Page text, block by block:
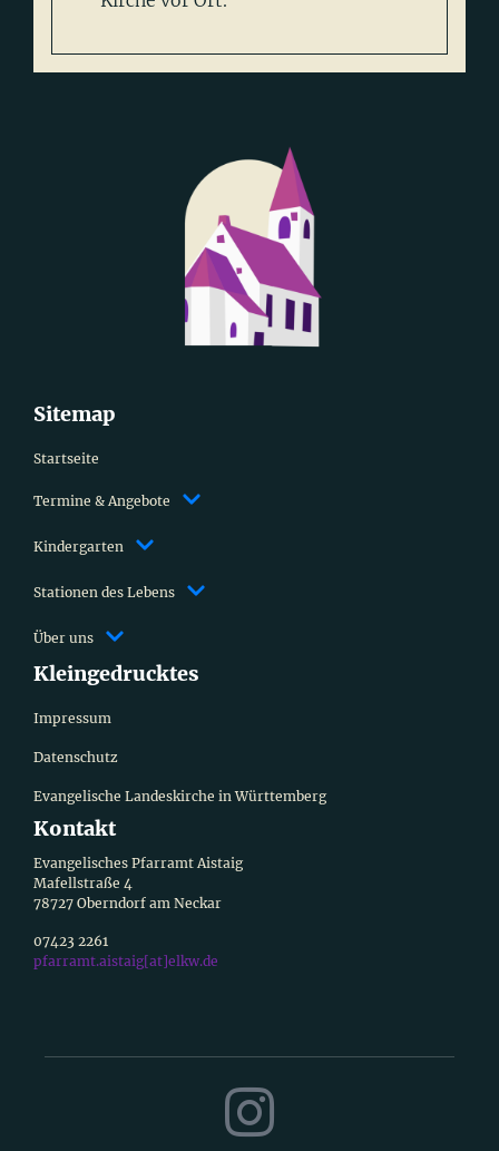
Sitemap
Startseite
Termine & Angebote
Kindergarten
Stationen des Lebens
Über uns
Kleingedrucktes
Impressum
Datenschutz
Evangelische Landeskirche in Württemberg
Kontakt
Evangelisches Pfarramt Aistaig
Mafellstraße 4
78727 Oberndorf am Neckar
07423 2261
pfarramt.aistaig[at]elkw.de